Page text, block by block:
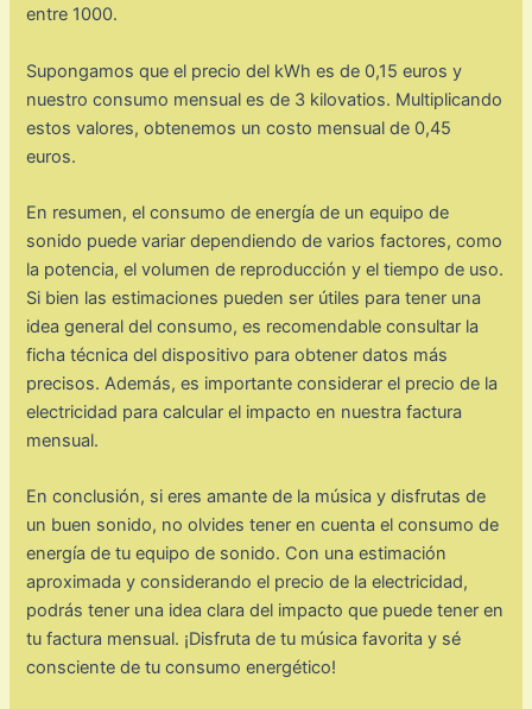
entre 1000.
Supongamos que el precio del kWh es de 0,15 euros y
nuestro consumo mensual es de 3 kilovatios. Multiplicando
estos valores, obtenemos un costo mensual de 0,45
euros.
En resumen, el consumo de energía de un equipo de
sonido puede variar dependiendo de varios factores, como
la potencia, el volumen de reproducción y el tiempo de uso.
Si bien las estimaciones pueden ser útiles para tener una
idea general del consumo, es recomendable consultar la
ficha técnica del dispositivo para obtener datos más
precisos. Además, es importante considerar el precio de la
electricidad para calcular el impacto en nuestra factura
mensual.
En conclusión, si eres amante de la música y disfrutas de
un buen sonido, no olvides tener en cuenta el consumo de
energía de tu equipo de sonido. Con una estimación
aproximada y considerando el precio de la electricidad,
podrás tener una idea clara del impacto que puede tener en
tu factura mensual. ¡Disfruta de tu música favorita y sé
consciente de tu consumo energético!